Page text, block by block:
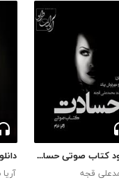
دانلود کتاب صوتی حسادت
قجه